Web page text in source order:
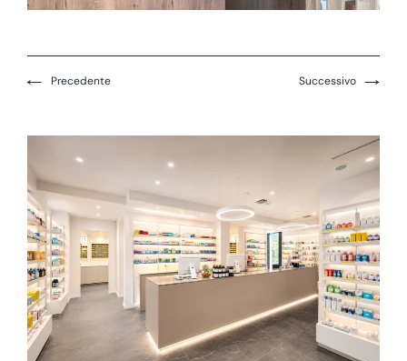
← Precedente Successivo →